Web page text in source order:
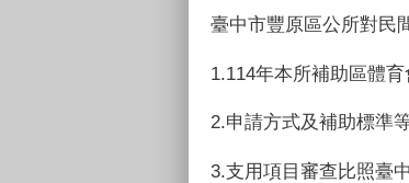
臺中市豐原區公所對民
1.114年本所補助區體
2.申請方式及補助標準
3. 支用項目審查比照臺